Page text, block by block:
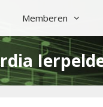
Memberen